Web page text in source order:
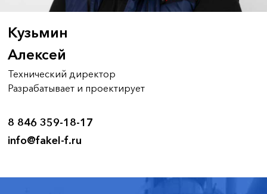
Кузьмин
Алексей
Технический директор
Разрабатывает и проектирует
8 846 359-18-17
info@fakel-f.ru